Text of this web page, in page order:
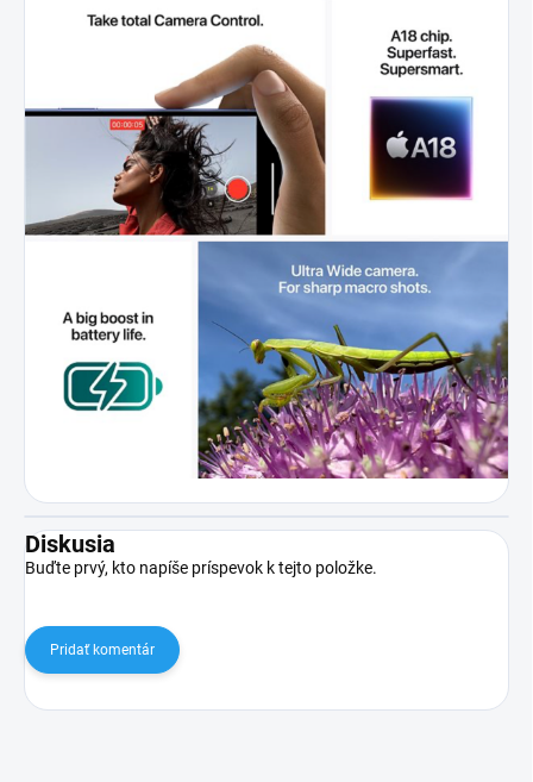
Diskusia
Buďte prvý, kto napíše príspevok k tejto položke.
Pridať komentár